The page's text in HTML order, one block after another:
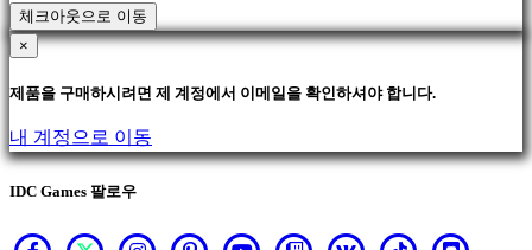
체크아웃으로 이동
×
제품을 구매하시려면 제 계정에서 이메일을 확인하셔야 합니다.
내 계정으로 이동
IDC Games 팔로우